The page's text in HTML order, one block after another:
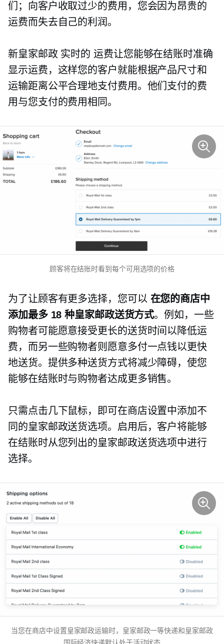
们；向客户收取过少的费用，您会因为昂贵的
运费而失去自己的利润。
新皇家邮政 实时的 运费让您能够在结账时准确
显示运费，这样您的客户就能根据产品尺寸和
运输距离公平合理地支付费用。他们支付的费
用与您支付的费用相同。
顾客将在结账时看到每个可用选项的价格
为了让顾客有更多选择，您可以 在您的商店中
添加最多 18 种皇家邮政送货方式。例如，一些
购物者可能愿意接受更长的送货时间以降低运
费，而另一些购物者则愿意多付一点钱以更快
地送货。提供多种送货方式将减少障碍，使您
能够在结账时与购物者达成更多销售。
只需点击几下鼠标，即可在商店设置中添加不
同的皇家邮政送货选项。启用后，客户将能够
在结账时从您列出的皇家邮政送货选项中进行
选择。
当您在商店中设置皇家邮政运输时，皇家邮政一等快递和皇家邮政
国际经济快递默认处于活动状态